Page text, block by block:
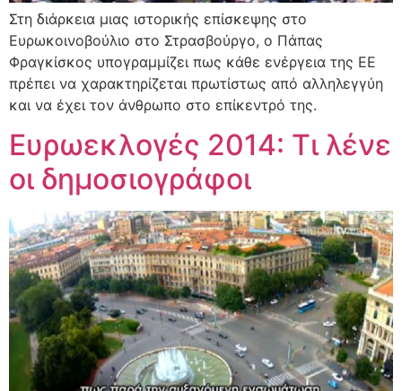
Στη διάρκεια μιας ιστορικής επίσκεψης στο
Ευρωκοινοβούλιο στο Στρασβούργο, ο Πάπας
Φραγκίσκος υπογραμμίζει πως κάθε ενέργεια της ΕΕ
πρέπει να χαρακτηρίζεται πρωτίστως από αλληλεγγύη
και να έχει τον άνθρωπο στο επίκεντρό της.
Ευρωεκλογές 2014: Τι λένε
οι δημοσιογράφοι